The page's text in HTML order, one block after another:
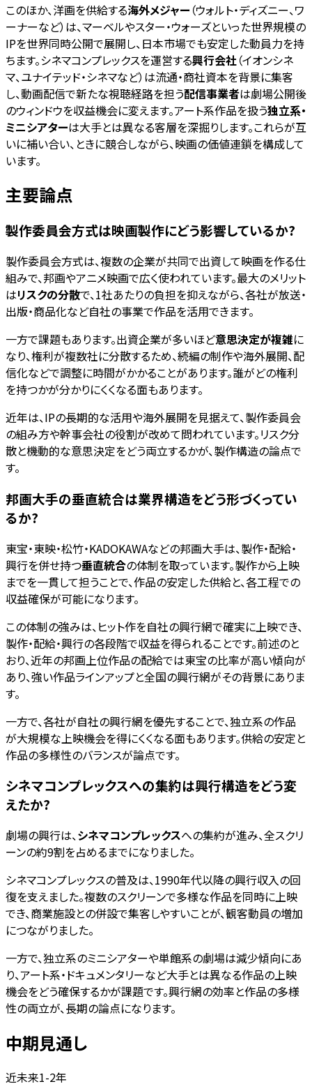
このほか、洋画を供給する海外メジャー （ウォルト・ディズニー、ワ
ーナーなど）は、マーベルやスター・ウォーズといった世界規模の
IPを世界同時公開で展開し、日本市場でも安定した動員力を持
ちます。シネマコンプレックスを運営する興行会社 （イオンシネ
マ、ユナイテッド・シネマなど）は流通・商社資本を背景に集客
し、動画配信で新たな視聴経路を担う配信事業者は劇場公開後
のウィンドウを収益機会に変えます。アート系作品を扱う独立系・
ミニシアターは大手とは異なる客層を深掘りします。これらが互
いに補い合い、ときに競合しながら、映画の価値連鎖を構成して
います。
主要論点
製作委員会方式は映画製作にどう影響しているか?
製作委員会方式は、複数の企業が共同で出資して映画を作る仕
組みで、邦画やアニメ映画で広く使われています。最大のメリット
はリスクの分散で、1社あたりの負担を抑えながら、各社が放送・
出版・商品化など自社の事業で作品を活用できます。
一方で課題もあります。出資企業が多いほど意思決定が複雑に
なり、権利が複数社に分散するため、続編の制作や海外展開、配
信化などで調整に時間がかかることがあります。誰がどの権利
を持つかが分かりにくくなる面もあります。
近年は、IPの長期的な活用や海外展開を見据えて、製作委員会
の組み方や幹事会社の役割が改めて問われています。リスク分
散と機動的な意思決定をどう両立するかが、製作構造の論点で
す。
邦画大手の垂直統合は業界構造をどう形づくってい
るか?
東宝・東映・松竹・KADOKAWAなどの邦画大手は、製作・配給・
興行を併せ持つ垂直統合の体制を取っています。製作から上映
までを一貫して担うことで、作品の安定した供給と、各工程での
収益確保が可能になります。
この体制の強みは、ヒット作を自社の興行網で確実に上映でき、
製作・配給・興行の各段階で収益を得られることです。前述のと
おり、近年の邦画上位作品の配給では東宝の比率が高い傾向が
あり、強い作品ラインアップと全国の興行網がその背景にありま
す。
一方で、各社が自社の興行網を優先することで、独立系の作品
が大規模な上映機会を得にくくなる面もあります。供給の安定と
作品の多様性のバランスが論点です。
シネマコンプレックスへの集約は興行構造をどう変
えたか?
劇場の興行は、シネマコンプレックスへの集約が進み、全スクリ
ーンの約9割を占めるまでになりました。
シネマコンプレックスの普及は、1990年代以降の興行収入の回
復を支えました。複数のスクリーンで多様な作品を同時に上映
でき、商業施設との併設で集客しやすいことが、観客動員の増加
につながりました。
一方で、独立系のミニシアターや単館系の劇場は減少傾向にあ
り、アート系・ドキュメンタリーなど大手とは異なる作品の上映
機会をどう確保するかが課題です。興行網の効率と作品の多様
性の両立が、長期の論点になります。
中期見通し
近未来1-2年